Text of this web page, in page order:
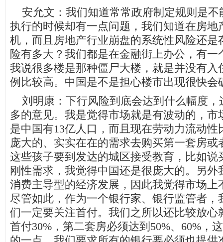
安允文：我们知道常常政府制定规则是不
执行的时候却有一点问题，我们知道在房地
机，而且房地产行业崩盘的系统性风险还是
险有多大？我们都是在金融街上办公，有一
我说很多楼是那种僵尸大楼，就是并没有入
例比较高。中国是不是担心楼市出现很快会
刘明康：下行风险到底会达到什么幅度，
多的意见。我是觉得市场就是有波动的，市
是中国有13亿人口，而且现在劳动力流动
庞大的、实实在在的需求去购买第一套房或
这些孩子要到发达的城区接受教育，比如说
刚性需求，我觉得中国还是很庞大的。另外
消费主导型的经济发展，因此我觉得市场上
尽管如此，作为一个银行家、银行监管者，
们一定要关注首付。我们之所以还比较放心
首付30%，第二套房必须达到50%、60%，